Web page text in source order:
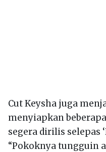
Cut Keysha juga
menyiapkan
segera dirilis selepas
“Pokoknya tungguin